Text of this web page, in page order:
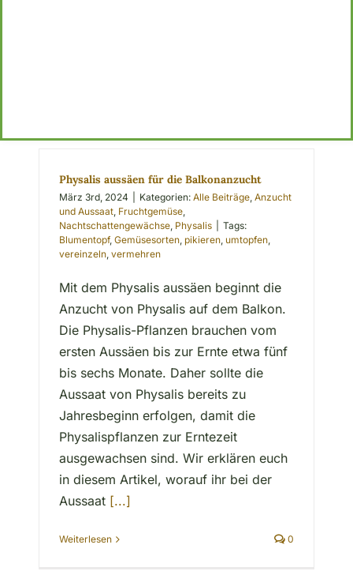
Physalis aussäen für die Balkonanzucht
März 3rd, 2024 Kategorien:Alle Beiträge,Anzucht
und Aussaat, Fruchtgemüse,
Nachtschattengewächse, Physalis
Tags:
Blumentopf,Gemüsesorten, pikieren, umtopfen,
vereinzeln,vermehren
Mit dem Physalis aussäen beginnt die
Anzucht von Physalis auf dem Balkon.
Die Physalis-Pflanzen brauchen vom
ersten Aussäen bis zur Ernte etwa fünf
bis sechs Monate. Daher sollte die
Aussaat von Physalis bereits zu
Jahresbeginn erfolgen, damit die
Physalispflanzen zur Erntezeit
ausgewachsen sind. Wir erklären euch
in diesem Artikel, worauf ihr bei der
Aussaat [...]
Weiterlesen 0